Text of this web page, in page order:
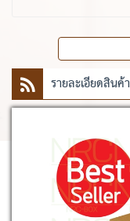
รายละเอียดสินค้า